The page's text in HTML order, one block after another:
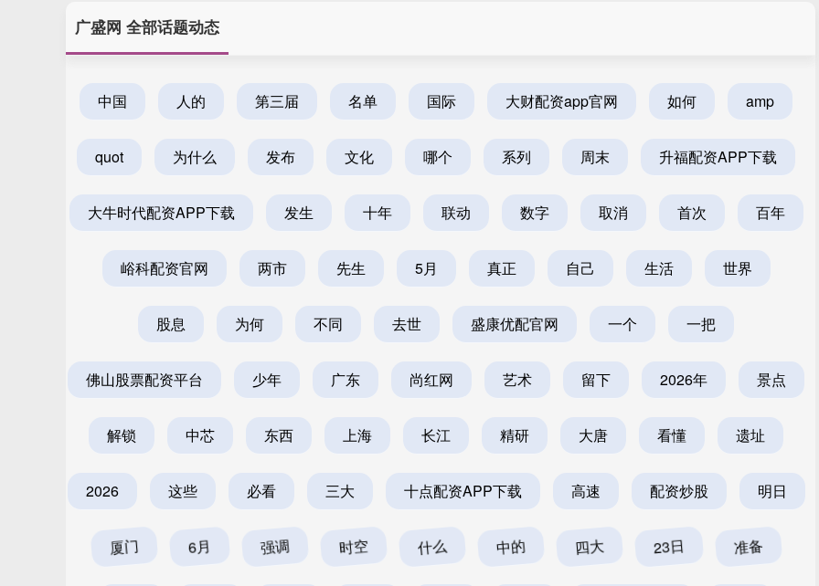
广盛网 全部话题动态
中国 人的 第三届 名单 国际 大财配资app官网 如何 amp
quot 为什么 发布 文化 哪个 系列 周末 升福配资APP下载
大牛时代配资APP下载 发生 十年 联动 数字 取消 首次 百年
峪科配资官网 两市 先生 5月 真正 自己 生活 世界
股息 为何 不同 去世 盛康优配官网 一个 一把
佛山股票配资平台 少年 广东 尚红网 艺术 留下 2026年 景点
解锁 中芯 东西 上海 长江 精研 大唐 看懂 遗址
2026 这些 必看 三大 十点配资APP下载 高速 配资炒股 明日
厦门 6月 强调 时空 什么 中的 四大 23日 准备